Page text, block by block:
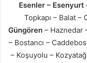
Esenler – Esenyurt
Topkapı – Balat –
Güngören– Haznedar
– Bostancı –
– Koşuyolu –